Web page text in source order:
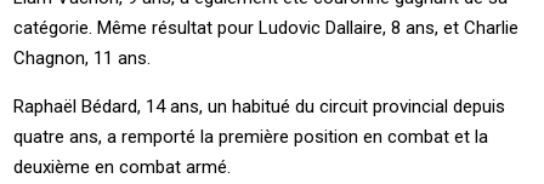
catégorie. Même résultat pour Ludovic Dallaire, 8 ans, et Charlie
Chagnon, 11 ans.
Raphaël Bédard, 14 ans, un habitué du circuit provincial depuis
quatre ans, a remporté la première position en combat et la
deuxième en combat armé.